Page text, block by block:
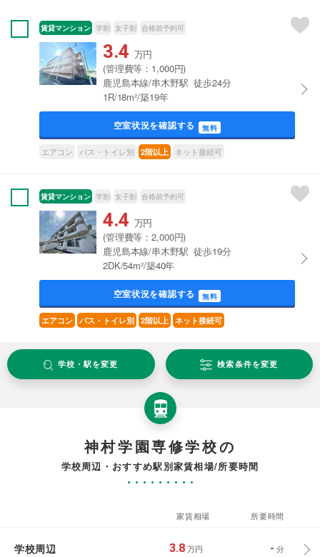
賃貸マンション 学割 女子割 合格前予約可
3.4 万円
(管理費等：1,000円)
鹿児島本線/串木野駅 徒歩24分
1R/18m²/築19年
空室状況を確認する 無料
エアコン バス・トイレ別 2階以上 ネット接続可
賃貸マンション 学割 女子割 合格前予約可
4.4 万円
(管理費等：2,000円)
鹿児島本線/串木野駅 徒歩19分
2DK/54m²/築40年
空室状況を確認する 無料
エアコン バス・トイレ別 2階以上 ネット接続可
学校・駅を変更 検索条件を変更
神村学園専修学校の
学校周辺・おすすめ駅別家賃相場/所要時間
家賃相場 所要時間
学校周辺 3.8 万円 - 分